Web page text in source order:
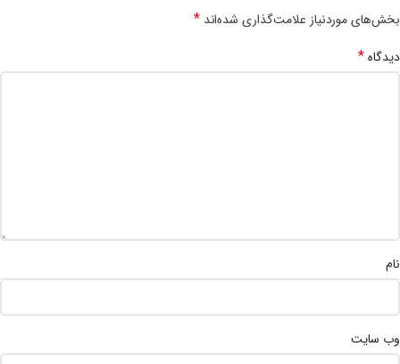
بخش‌های موردنیاز علامت‌گذاری شده‌اند*
دیدگاه*
نام
وب‌ سایت